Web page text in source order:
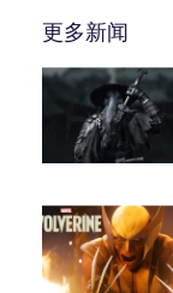
更多新闻